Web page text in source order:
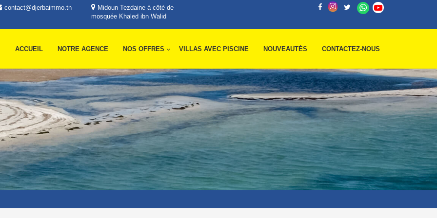
contact@djerbaimmo.tn
Midoun Tezdaine à côté de
mosquée Khaled ibn Walid
ACCUEIL NOTRE AGENCE NOS OFFRES VILLAS AVEC PISCINE NOUVEAUTÉS CONTACTEZ-NOUS